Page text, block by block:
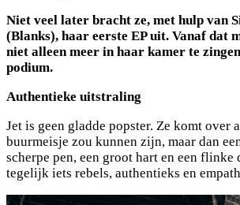
Niet veel later bracht ze, met hulp van
(Blanks), haar eerste EP uit. Vanaf dat
niet alleen meer in haar kamer te
podium.
Authentieke uitstraling
Jet is geen gladde popster. Ze komt over
buurmeisje zou kunnen zijn, maar dan
scherpe pen, een groot hart en een flinke
tegelijk iets rebels, authentieks en